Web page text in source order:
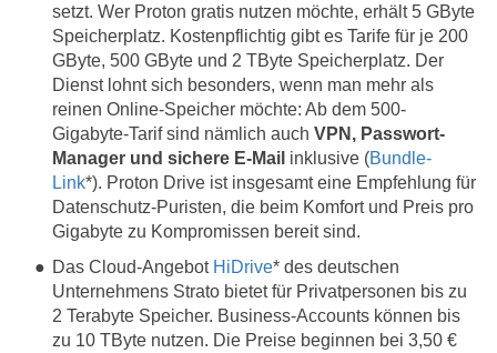
setzt. Wer Proton gratis nutzen möchte, erhält 5 GByte
Speicherplatz. Kostenpflichtig gibt es Tarife für je 200
GByte, 500 GByte und 2 TByte Speicherplatz. Der
Dienst lohnt sich besonders, wenn man mehr als
reinen Online-Speicher möchte: Ab dem 500-
Gigabyte-Tarif sind nämlich auch VPN, Passwort-
Manager und sichere E-Mail inklusive (Bundle-
Link*). Proton Drive ist insgesamt eine Empfehlung für
Datenschutz-Puristen, die beim Komfort und Preis pro
Gigabyte zu Kompromissen bereit sind.
Das Cloud-Angebot HiDrive* des deutschen
Unternehmens Strato bietet für Privatpersonen bis zu
2 Terabyte Speicher. Business-Accounts können bis
zu 10 TByte nutzen. Die Preise beginnen bei 3,50 €